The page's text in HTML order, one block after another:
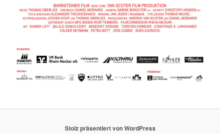
Stolz präsentiert von WordPress